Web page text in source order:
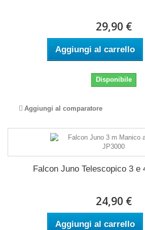
29,90 €
Aggiungi al carrello
Disponibile
Aggiungi al comparatore
Falcon Juno Telescopico 3 e
24,90 €
Aggiungi al carrello